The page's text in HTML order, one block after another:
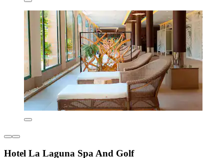
Hotel La Laguna Spa And Golf